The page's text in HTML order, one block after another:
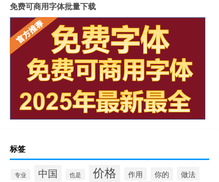
免费可商用字体批量下载
标签
专业 中国 也是 价格 作用 你的 做法